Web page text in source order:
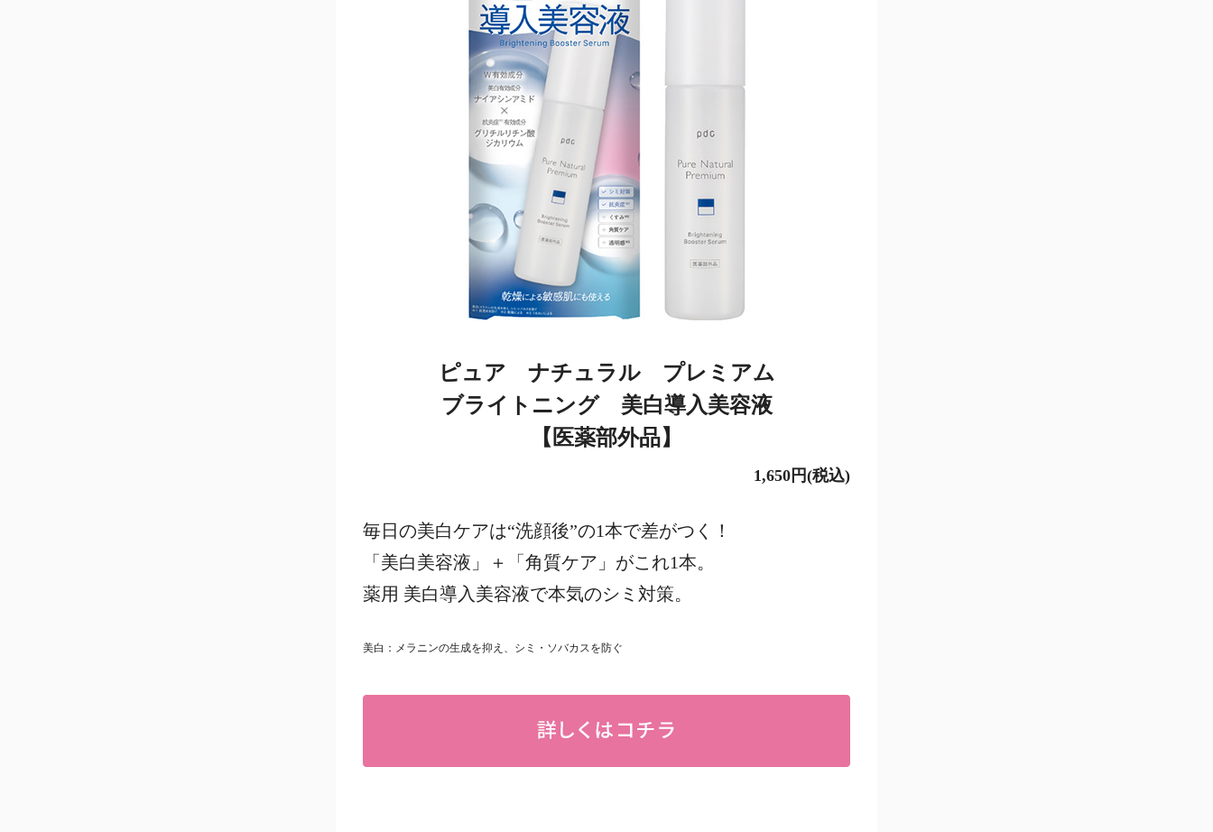
ピュア ナチュラル プレミアム
ブライトニング 美白導入美容液
【医薬部外品】
1,650円(税込)
毎日の美白ケアは“洗顔後”の1本で差がつく！
「美白美容液」＋「角質ケア」がこれ1本。
薬用 美白導入美容液で本気のシミ対策。
美白：メラニンの生成を抑え、シミ・ソバカスを防ぐ